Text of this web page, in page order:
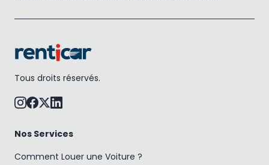
Tous droits réservés.
Nos Services
Comment Louer une Voiture ?